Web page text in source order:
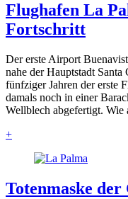
Flughafen La
Fortschritt
Der erste Airport
nahe der Hauptstadt
fünfziger Jahren der erste
damals noch in einer
Wellblech abgefertigt. Wie
+
Totenmaske